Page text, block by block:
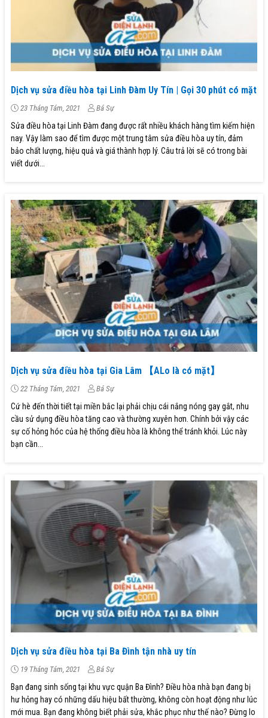
Dịch vụ sửa điều hòa tại Linh Đàm Uy Tín | Gọi 30 phút có mặt
23 Tháng Tám, 2021 Bá Sự
Sửa điều hòa tại Linh Đàm đang được rất nhiều khách hàng tìm kiếm hiện
nay. Vậy làm sao để tìm được một trung tâm sửa điều hòa uy tín, đảm
bảo chất lượng, hiệu quả và giá thành hợp lý. Câu trả lời sẽ có trong bài
viết dưới...
Dịch vụ sửa điều hòa tại Gia Lâm 【ALo là có mặt】
22 Tháng Tám, 2021 Bá Sự
Cứ hè đến thời tiết tại miền bắc lại phải chịu cái nắng nóng gay gắt, nhu
cầu sử dụng điều hòa tăng cao và thường xuyên hơn. Chính bởi vậy các
sự cố hỏng hóc của hệ thống điều hòa là không thể tránh khỏi. Lúc này
bạn cần...
Dịch vụ sửa điều hòa tại Ba Đình tận nhà uy tín
19 Tháng Tám, 2021 Bá Sự
Bạn đang sinh sống tại khu vực quận Ba Đình? Điều hòa nhà bạn đang bị
hư hỏng hay có những dấu hiệu bất thường, không còn hoạt động như lúc
mới mua. Bạn đang không biết phải sửa, khắc phục như thế nào? Đừng lo